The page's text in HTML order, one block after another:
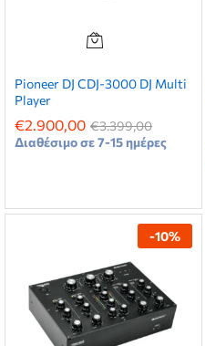
Pioneer DJ CDJ-3000 DJ Multi
Player
€2.900,00 €3.399,00
Διαθέσιμο σε 7-15 ημέρες
-10%